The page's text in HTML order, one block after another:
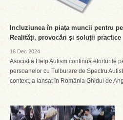
Incluziunea în piața muncii pentru
Realități, provocări și soluții practice
16 Dec 2024
Asociația Help Autism continuă eforturile
persoanelor cu Tulburare de Spectru
context, a lansat în România Ghidul de